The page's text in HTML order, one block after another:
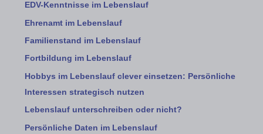
EDV-Kenntnisse im Lebenslauf
Ehrenamt im Lebenslauf
Familienstand im Lebenslauf
Fortbildung im Lebenslauf
Hobbys im Lebenslauf clever einsetzen: Persönliche
Interessen strategisch nutzen
Lebenslauf unterschreiben oder nicht?
Persönliche Daten im Lebenslauf